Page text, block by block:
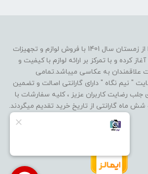
نیم نگاه فعالیت خود را از زمستان سال 1401 با فروش لوازم و تجهیزات
کرده و با تمرکز بر ارائه لوازم با کیفیت و
به عکاسی میباشد.تمامی
" نیم نگاه " دارای گارانتی اصالت و تضمین
جلب رضایت کاربران عزیز ، کلیه سفارشات با
ماه گارانتی از تاریخ خرید تقدیم میگردند.